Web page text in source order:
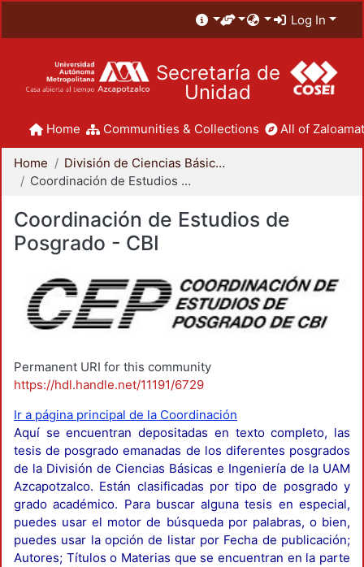
Log In
Secretaría de
Unidad
Home Communities & Collections All of
Home
División de Ciencias Básicas e Ingeniería
Coordinación de Estudios de Posgrado - CBI
Coordinación de Estudios de
Posgrado - CBI
Permanent URI for this community
https://hdl.handle.net/11191/6729
Ir a página principal de la Coordinación
Aquí se encuentran depositadas en texto completo, las
tesis de posgrado emanadas de los diferentes posgrados
de la División de Ciencias Básicas e Ingeniería de la UAM
Azcapotzalco. Están clasificadas por tipo de posgrado y
grado académico. Para buscar alguna tesis en especial,
puedes usar el motor de búsqueda por palabras, o bien,
puedes usar la opción de listar por Fecha de publicación;
Autores; Títulos o Materias que se encuentran en la parte